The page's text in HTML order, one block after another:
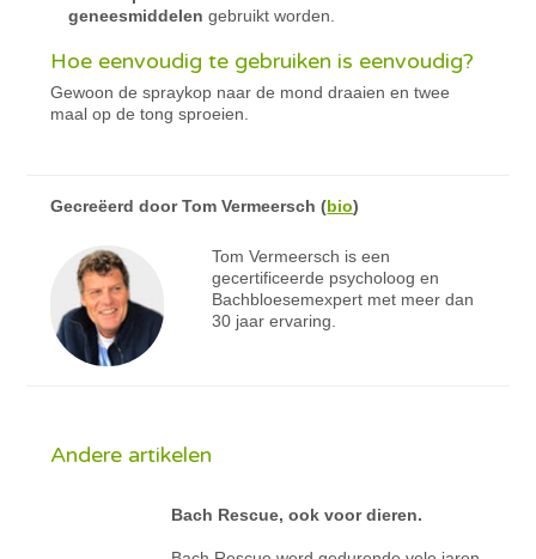
geneesmiddelen gebruikt worden.
Hoe eenvoudig te gebruiken is eenvoudig?
Gewoon de spraykop naar de mond draaien en twee
maal op de tong sproeien.
Gecreëerd doorTom Vermeersch (bio)
Tom Vermeersch is een
gecertificeerde psycholoog en
Bachbloesemexpert met meer dan
30 jaar ervaring.
Andere artikelen
Bach Rescue, ook voor dieren.